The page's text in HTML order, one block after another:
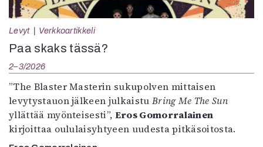
Levyt Verkkoartikkeli
Paa skaks tässä?
2–3/2026
”The Blaster Masterin sukupolven mittaisen
levytystauon jälkeen julkaistu Bring Me The Sun
yllättää myönteisesti”, Eros Gomorralainen
kirjoittaa oululaisyhtyeen uudesta pitkäsoitosta.